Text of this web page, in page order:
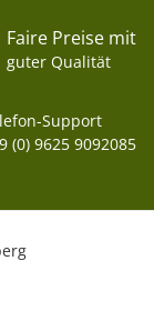
Faire Preise mit
guter Qualität
Support
(0) 9625 9092085